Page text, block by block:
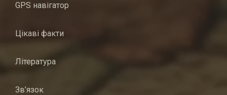
GPS навігатор
Цікаві факти
Література
Зв’язок